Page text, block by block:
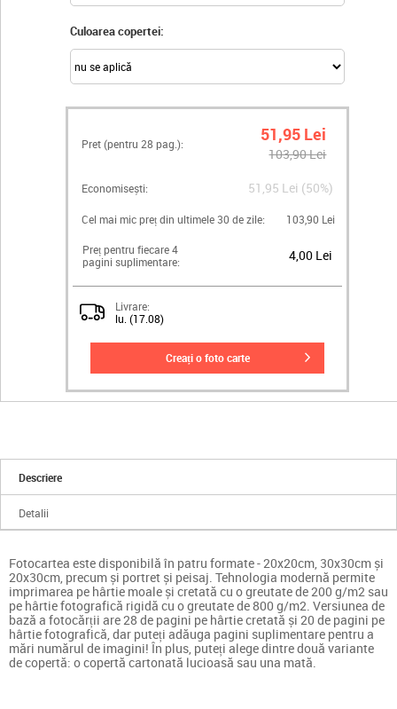
Culoarea copertei:
Pret (pentru 28 pag.): 51,95 Lei
103,90 Lei
Economisești: 51,95 Lei (50%)
Cel mai mic preț din ultimele 30 de zile: 103,90 Lei
Preț pentru fiecare 4
pagini suplimentare:
4,00 Lei
Livrare:
lu. (17.08)
creați o foto carte
Descriere
Detalii
Fotocartea este disponibilă în patru formate - 20x20cm, 30x30cm și
20x30cm, precum și portret și peisaj. Tehnologia modernă permite
imprimarea pe hârtie moale și cretată cu o greutate de 200 g/m2 sau
pe hârtie fotografică rigidă cu o greutate de 800 g/m2. Versiunea de
bază a fotocărții are 28 de pagini pe hârtie cretată și 20 de pagini pe
hârtie fotografică, dar puteți adăuga pagini suplimentare pentru a
mări numărul de imagini! În plus, puteți alege dintre două variante
de copertă: o copertă cartonată lucioasă sau una mată.